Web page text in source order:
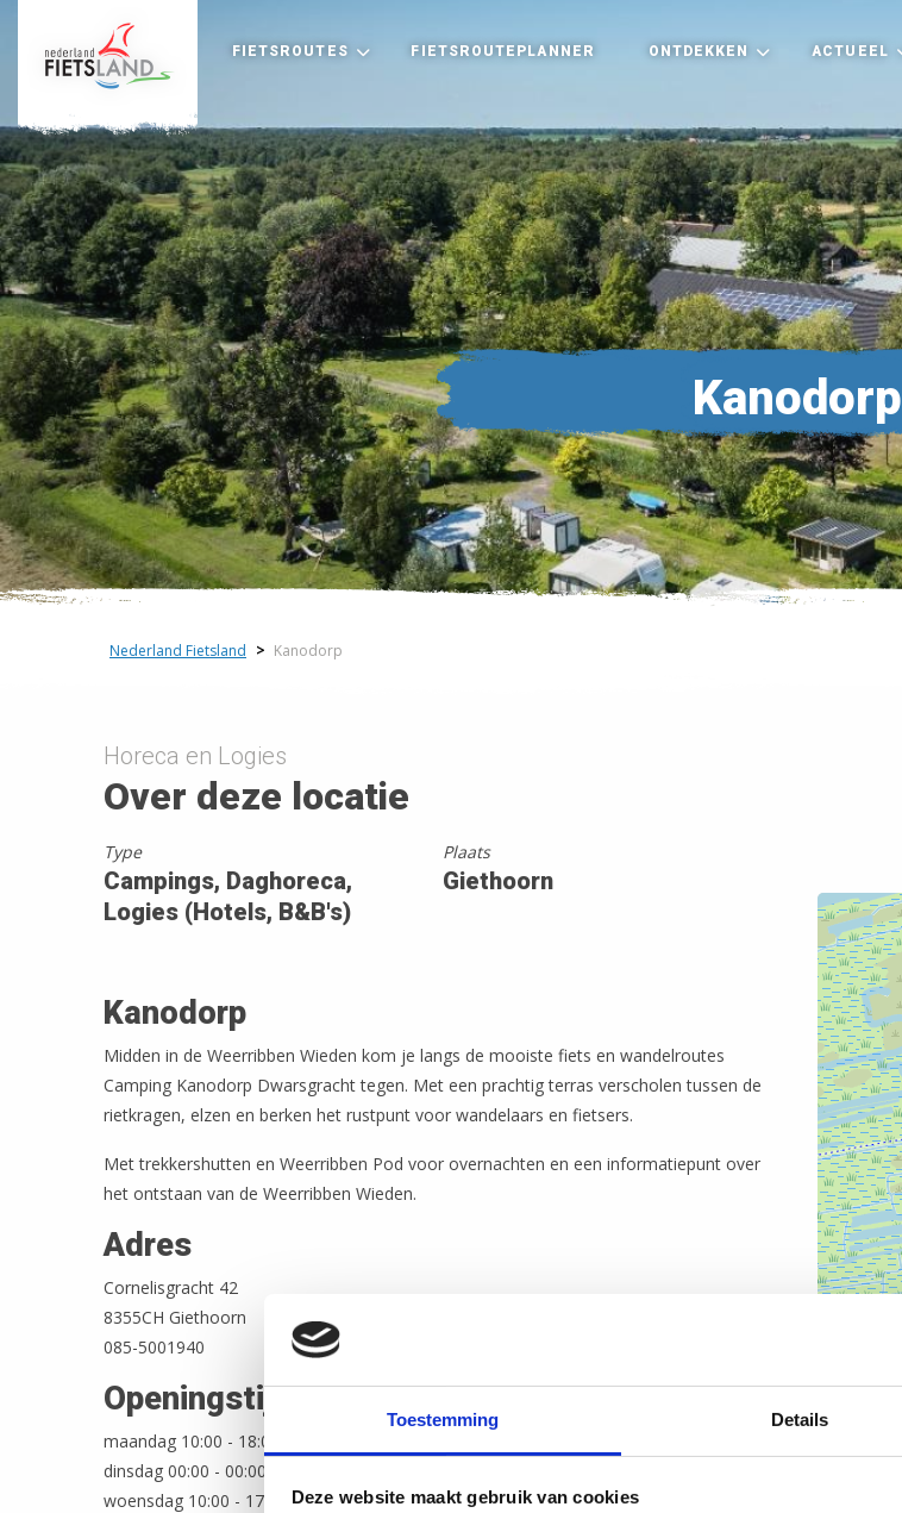
Toestemming Details
Deze website maakt gebruik van cookies
FIETSROUTES FIETSROUTEPLANNER ONTDEKKEN ACTUEEL
Kanodorp
Nederland Fietsland > Kanodorp
Horeca en Logies
Over deze locatie
Type
Campings, Daghoreca,
Logies (Hotels, B&B's)
Plaats
Giethoorn
Kanodorp
Midden in de Weerribben Wieden kom je langs de mooiste fiets en wandelroutes
Camping Kanodorp Dwarsgracht tegen. Met een prachtig terras verscholen tussen de
rietkragen, elzen en berken het rustpunt voor wandelaars en fietsers.
Met trekkershutten en Weerribben Pod voor overnachten en een informatiepunt over
het ontstaan van de Weerribben Wieden.
Adres
Cornelisgracht 42
8355CH Giethoorn
085-5001940
Openingstijden
maandag 10:00 - 18:00
dinsdag 00:00 - 00:00
woensdag 10:00 - 17:00
+
−